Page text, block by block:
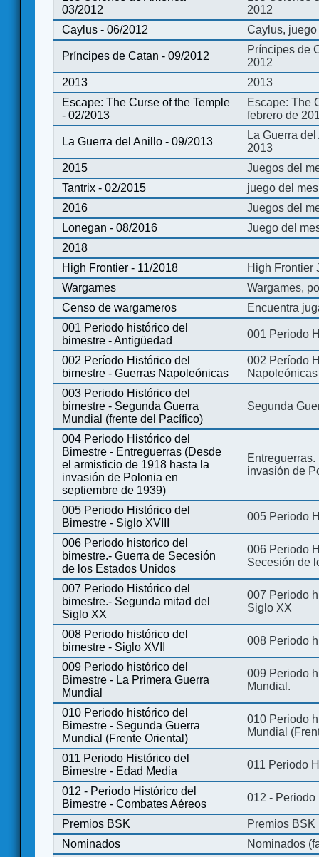
03/2012
2012
Caylus - 06/2012
Caylus,
Príncipes de Catan - 09/2012
Príncipes de
2012
2013
2013
Escape: The Curse of the Temple
- 02/2013
Escape: The
febrero de
La Guerra del Anillo - 09/2013
La Guerra
2013
2015
Juegos del
Tantrix - 02/2015
juego del
2016
Juegos del
Lonegan - 08/2016
Juego del
2018
High Frontier - 11/2018
High Frontier
Wargames
Wargames,
Censo de wargameros
Encuentra
001 Periodo histórico del
bimestre - Antigüedad
001 Periodo
002 Período Histórico del
bimestre - Guerras Napoleónicas
002 Período
Napoleónicas
003 Periodo Histórico del
bimestre - Segunda Guerra
Mundial (frente del Pacífico)
Segunda
004 Periodo Histórico del
Bimestre - Entreguerras (Desde
el armisticio de 1918 hasta la
invasión de Polonia en
septiembre de 1939)
invasión de
005 Periodo Histórico del
Bimestre - Siglo XVIII
005 Periodo
006 Periodo historico del
bimestre.- Guerra de Secesión
de los Estados Unidos
006 Periodo
Secesión de
007 Periodo Histórico del
bimestre.- Segunda mitad del
Siglo XX
007 Periodo
Siglo XX
008 Periodo histórico del
bimestre - Siglo XVII
008 Periodo
009 Periodo histórico del
Bimestre - La Primera Guerra
Mundial
009 Periodo
Mundial.
010 Periodo histórico del
Bimestre - Segunda Guerra
Mundial (Frente Oriental)
010 Periodo
Mundial
011 Periodo Histórico del
Bimestre - Edad Media
011 Periodo
012 - Periodo Histórico del
Bimestre - Combates Aéreos
012 - Periodo
Premios BSK
Premios BSK
Nominados
Nominados